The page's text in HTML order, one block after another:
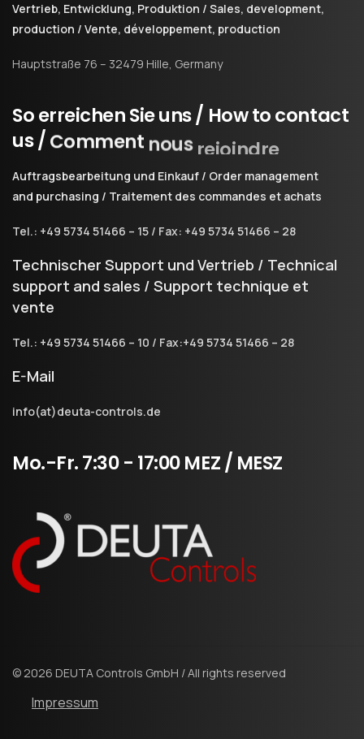
Vertrieb, Entwicklung, Produktion / Sales, development,
production / Vente, développement, production
Hauptstraße 76 – 32479 Hille, Germany
SoerreichenSieuns/ Howtocontact
us/Comment nous rejoindre
Auftragsbearbeitung und Einkauf / Order management
and purchasing / Traitement des commandes et achats
Tel.: +49 5734 51466 – 15 / Fax: +49 5734 51466 – 28
Technischer Support und Vertrieb / Technical
support and sales / Support technique et
vente
Tel.: +49 5734 51466 – 10 / Fax:+49 5734 51466 – 28
E-Mail
info(at)deuta-controls.de
Mo.-Fr.7:30 - 17:00MEZ/ MESZ
© 2026 DEUTA Controls GmbH / All rights reserved
Impressum